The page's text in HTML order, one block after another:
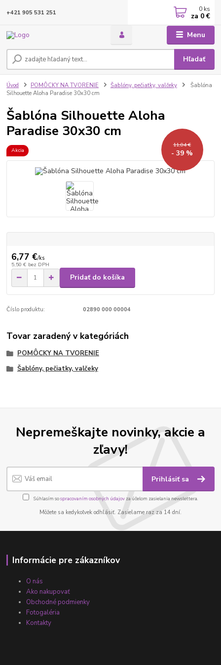
Menu
Hľadať
+421 905 531 251 0 ks
za 0 €
Úvod POMÔCKY NA TVORENIE Šablóny, pečiatky, valčeky
Šablóna
Silhouette Aloha Paradise 30x30 cm
Šablóna Silhouette Aloha
Paradise 30x30 cm
Akcia
11,04 €
- 39 %
6,77 €/ks
5,50 € bez DPH
Pridať do košíka
Číslo produktu: 02890 000 00004
Tovar zaradený v kategóriách
POMÔCKY NA TVORENIE
Šablóny, pečiatky, valčeky
Nepremeškajte novinky, akcie a
zľavy!
Prihlásiť sa
Súhlasím sospracovaním osobných údajov za účelom zasielania newslettera.
Môžete sa kedykoľvek odhlásiť. Zasielame raz za 14 dní.
Informácie pre zákazníkov
O nás
Ako nakupovať
Obchodné podmienky
Fotogaléria
Kontakty